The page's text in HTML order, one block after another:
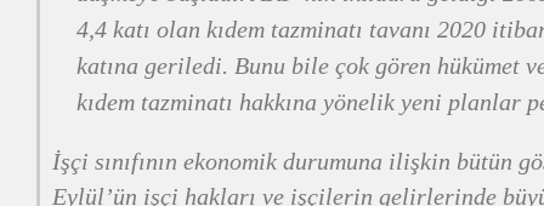
4,4 katı olan kıdem tazminatı tavanı 2020
katına geriledi. Bunu bile çok gören hükümet
kıdem tazminatı hakkına yönelik yeni planlar
İşçi sınıfının ekonomik durumuna ilişkin bütün
Eylül’ün işçi hakları ve işçilerin gelirlerinde